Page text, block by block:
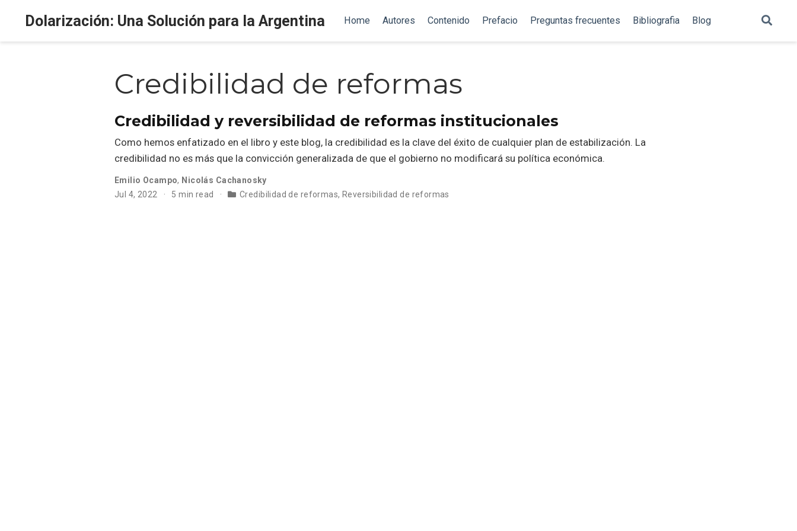
Dolarización: Una Solución para la Argentina Home Autores Contenido Prefacio Preguntas frecuentes Bibliografia Blog
Credibilidad de reformas
Credibilidad y reversibilidad de reformas institucionales
Como hemos enfatizado en el libro y este blog, la credibilidad es la clave del éxito de cualquier plan de estabilización. La
credibilidad no es más que la convicción generalizada de que el gobierno no modificará su política económica.
Emilio Ocampo, Nicolás Cachanosky
Jul 4, 2022
5 min read Credibilidad de reformas, Reversibilidad de reformas